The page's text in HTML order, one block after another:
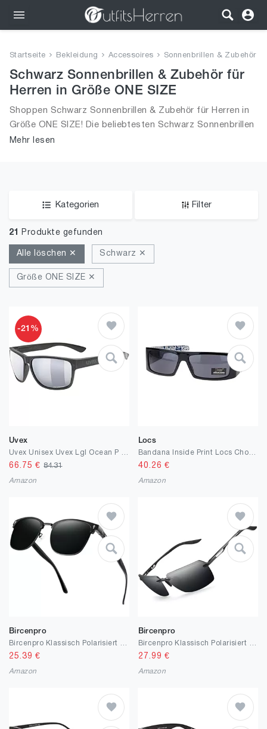
Bekleidung
Schuhe
Startseite Bekleidung Accessoires Sonnenbrillen & Zubehör
Schwarz Sonnenbrillen & Zubehör für
Herren in Größe ONE SIZE
Shoppen Schwarz Sonnenbrillen & Zubehör für Herren in
Größe ONE SIZE! Die beliebtesten Schwarz Sonnenbrillen
& Zubehör. Größe Auswahl an Schwarz Sonnenbrillen &
Mehr lesen
Kategorien Filter
21 Produkte gefunden
Alle löschen ✕ Schwarz ✕
Größe ONE SIZE ✕
-21%
Uvex
66.75 €84.31
Amazon
Locs
40.26 €
Amazon
Bircenpro
25.39 €
Amazon
Bircenpro
27.99 €
Amazon